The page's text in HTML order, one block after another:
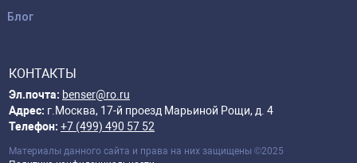
Блог
КОНТАКТЫ
Эл.почта: benser@ro.ru
Адрес: г.Москва, 17-й проезд Марьиной Рощи, д. 4
Телефон: +7 (499) 490 57 52
Материалы данного сайта и права на них защищены ©2025